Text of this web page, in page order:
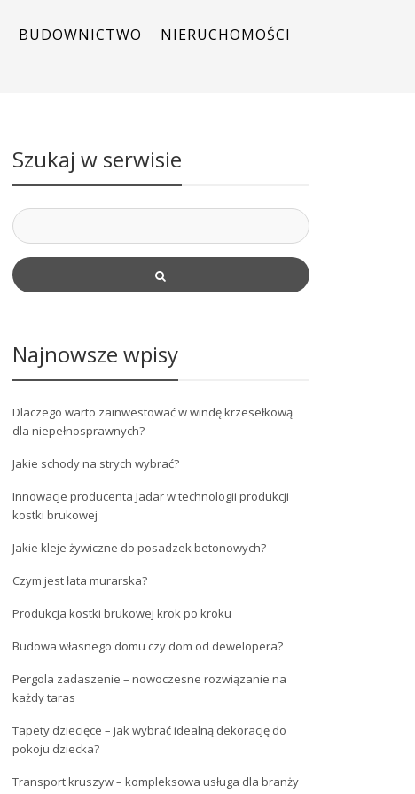
BUDOWNICTWO NIERUCHOMOŚCI
Szukaj w serwisie
Najnowsze wpisy
Dlaczego warto zainwestować w windę krzesełkową
dla niepełnosprawnych?
Jakie schody na strych wybrać?
Innowacje producenta Jadar w technologii produkcji
kostki brukowej
Jakie kleje żywiczne do posadzek betonowych?
Czym jest łata murarska?
Produkcja kostki brukowej krok po kroku
Budowa własnego domu czy dom od dewelopera?
Pergola zadaszenie – nowoczesne rozwiązanie na
każdy taras
Tapety dziecięce – jak wybrać idealną dekorację do
pokoju dziecka?
Transport kruszyw – kompleksowa usługa dla branży